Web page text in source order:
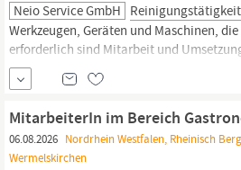
Neio Service GmbH
Werkzeugen, Geräten und Maschinen,
erforderlich sind Mitarbeit und
qualitätssichernden Maßnahmen
Umzügen von Kunden Blumenpflege
Profil Berufserfahrung in einem
Teamfähigkeit, Initiative und
MitarbeiterIn im Bereich
06.08.2026 Nordrhein Westfalen, Rheinisch
Wermelskirchen